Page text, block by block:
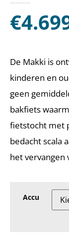
€
De Makki is
kinderen en
geen
bakfiets
fietstocht met
bedacht scala
het vervangen
Accu